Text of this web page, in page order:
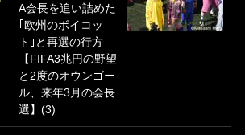
A会長を追い詰めた
｢欧州のボイコッ
ト｣と再選の行方
【FIFA3兆円の野望
と2度のオウンゴー
ル、来年3月の会長
選】(3)